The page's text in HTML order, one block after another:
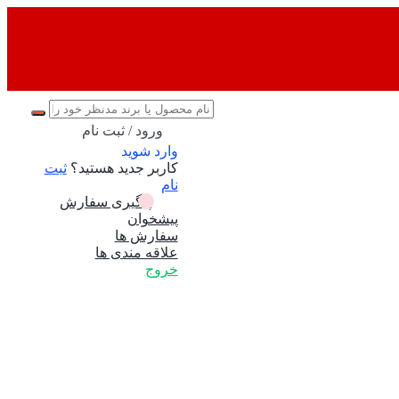
ورود / ثبت نام
وارد شوید
کاربر جدید هستید؟ثبت
نام
پیشخوان
سفارش ها
علاقه مندی ها
پیگیری سفارش
خروج